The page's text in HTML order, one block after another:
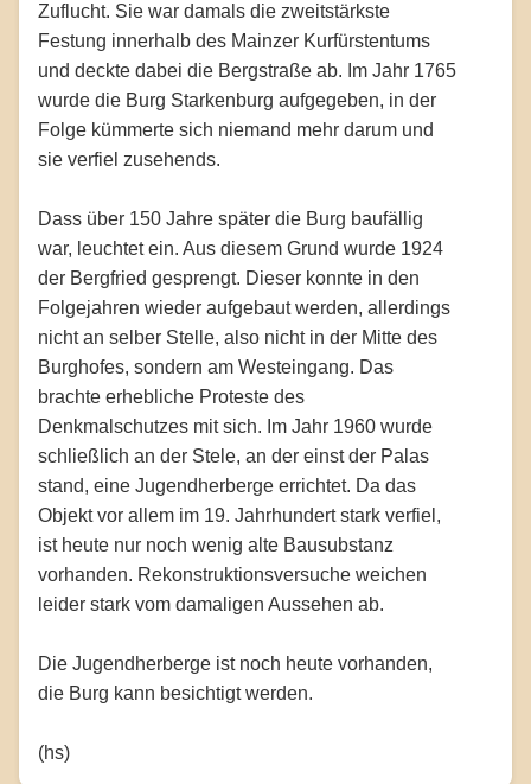
Zuflucht. Sie war damals die zweitstärkste
Festung innerhalb des Mainzer Kurfürstentums
und deckte dabei die Bergstraße ab. Im Jahr 1765
wurde die Burg Starkenburg aufgegeben, in der
Folge kümmerte sich niemand mehr darum und
sie verfiel zusehends.
Dass über 150 Jahre später die Burg baufällig
war, leuchtet ein. Aus diesem Grund wurde 1924
der Bergfried gesprengt. Dieser konnte in den
Folgejahren wieder aufgebaut werden, allerdings
nicht an selber Stelle, also nicht in der Mitte des
Burghofes, sondern am Westeingang. Das
brachte erhebliche Proteste des
Denkmalschutzes mit sich. Im Jahr 1960 wurde
schließlich an der Stele, an der einst der Palas
stand, eine Jugendherberge errichtet. Da das
Objekt vor allem im 19. Jahrhundert stark verfiel,
ist heute nur noch wenig alte Bausubstanz
vorhanden. Rekonstruktionsversuche weichen
leider stark vom damaligen Aussehen ab.
Die Jugendherberge ist noch heute vorhanden,
die Burg kann besichtigt werden.
(hs)